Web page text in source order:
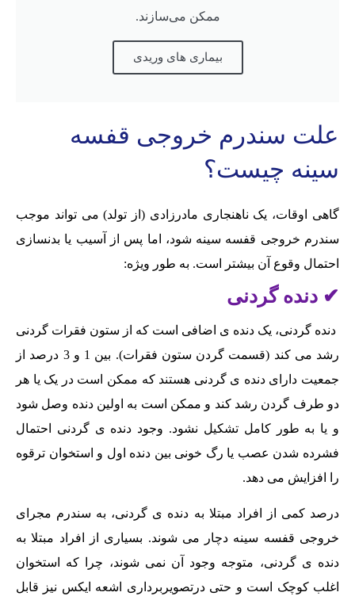
ممکن می‌سازند.
بیماری های وریدی
علت سندرم خروجی قفسه
سینه چیست؟
گاهی اوقات، یک ناهنجاری مادرزادی (از تولد) می تواند موجب
سندرم خروجی قفسه سینه شود، اما پس از آسیب یا بدنسازی
احتمال وقوع آن بیشتر است. به طور ویژه:
✔ دنده گردنی
دنده گردنی، یک دنده ی اضافی است که از ستون فقرات گردنی
رشد می کند (قسمت گردن ستون فقرات). بین 1 و 3 درصد از
جمعیت دارای دنده ی گردنی هستند که ممکن است در یک یا هر
دو طرف گردن رشد کند و ممکن است به اولین دنده وصل شود
و یا به طور کامل تشکیل نشود. وجود دنده ی گردنی احتمال
فشرده شدن عصب یا رگ خونی بین دنده اول و استخوان ترقوه
را افزایش می دهد.
درصد کمی از افراد مبتلا به دنده ی گردنی، به سندرم مجرای
خروجی قفسه سینه دچار می شوند. بسیاری از افراد مبتلا به
دنده ی گردنی، متوجه وجود آن نمی شوند، چرا که استخوان
اغلب کوچک است و حتی درتصویربرداری اشعه ایکس نیز قابل